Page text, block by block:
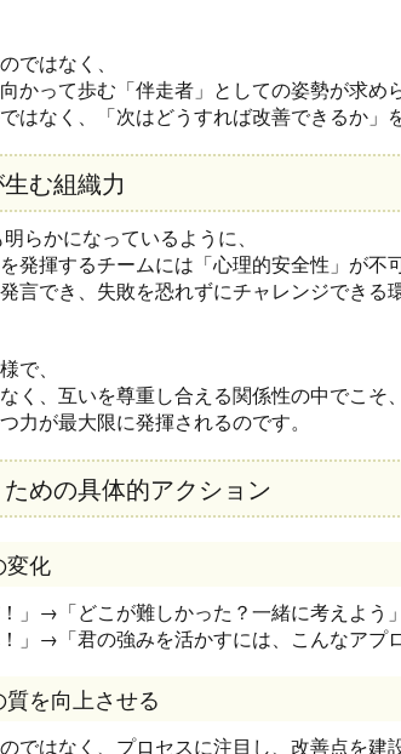
ではなく、
かって歩む「伴走者」としての姿勢が求め
はなく、「次はどうすれば改善できるか」
む組織力
らかになっているように、
発揮するチームには「心理的安全性」が不
言でき、失敗を恐れずにチャレンジできる
で、
く、互いを尊重し合える関係性の中でこそ、
力が最大限に発揮されるのです。
めの具体的アクション
変化
」→「どこが難しかった？一緒に考えよう」
」→「君の強みを活かすには、こんなアプ
を向上させる
ではなく、プロセスに注目し、改善点を建